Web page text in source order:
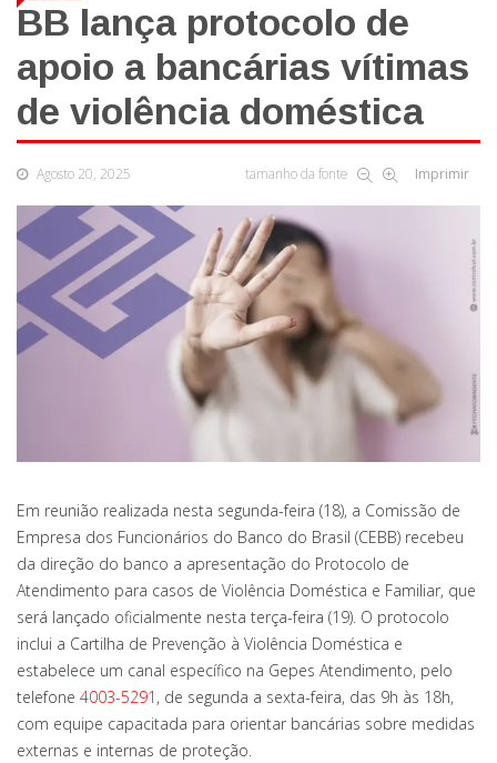
BB lança protocolo de
apoio a bancárias vítimas
de violência doméstica
Agosto 20, 2025 tamanho da fonte Imprimir
Em reunião realizada nesta segunda-feira (18), a Comissão de
Empresa dos Funcionários do Banco do Brasil (CEBB) recebeu
da direção do banco a apresentação do Protocolo de
Atendimento para casos de Violência Doméstica e Familiar, que
será lançado oficialmente nesta terça-feira (19). O protocolo
inclui a Cartilha de Prevenção à Violência Doméstica e
estabelece um canal específico na Gepes Atendimento, pelo
telefone 4003-5291 , de segunda a sexta-feira, das 9h às 18h,
com equipe capacitada para orientar bancárias sobre medidas
externas e internas de proteção.